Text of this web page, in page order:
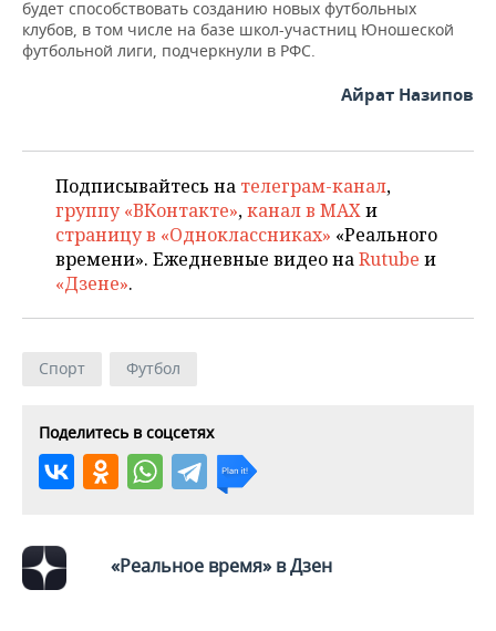
ВОЛЕЙБОЛ
ФИГУРНОЕ КАТАНИЕ
ВОДНЫЕ ВИДЫ СПОРТА
ХОККЕЙ С МЯЧОМ
ИСТОРИЯ
МЕДИЦИНА
ОБРАЗОВАНИЕ
ПРОИСШЕСТВИЯ
СПИСОК ПЕРСОН
ПОЛНАЯ ВЕРСИЯ
будет способствовать созданию новых футбольных
клубов, в том числе на базе школ-участниц Юношеской
футбольной лиги, подчеркнули в РФС.
Айрат Назипов
Подписывайтесь на телеграм-канал,
группу «ВКонтакте»,канал в MAXи
страницу в «Одноклассниках» «Реального
времени». Ежедневные видео наRutube и
«Дзене».
Спорт Футбол
Поделитесь в соцсетях
«Реальное время» в Дзен